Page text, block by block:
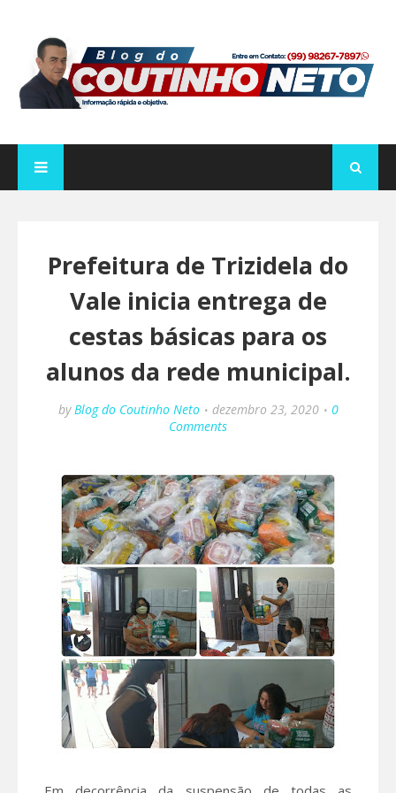
Prefeitura de Trizidela do
Vale inicia entrega de
cestas básicas para os
alunos da rede municipal.
by Blog do Coutinho Neto dezembro 23, 2020
0
Comments